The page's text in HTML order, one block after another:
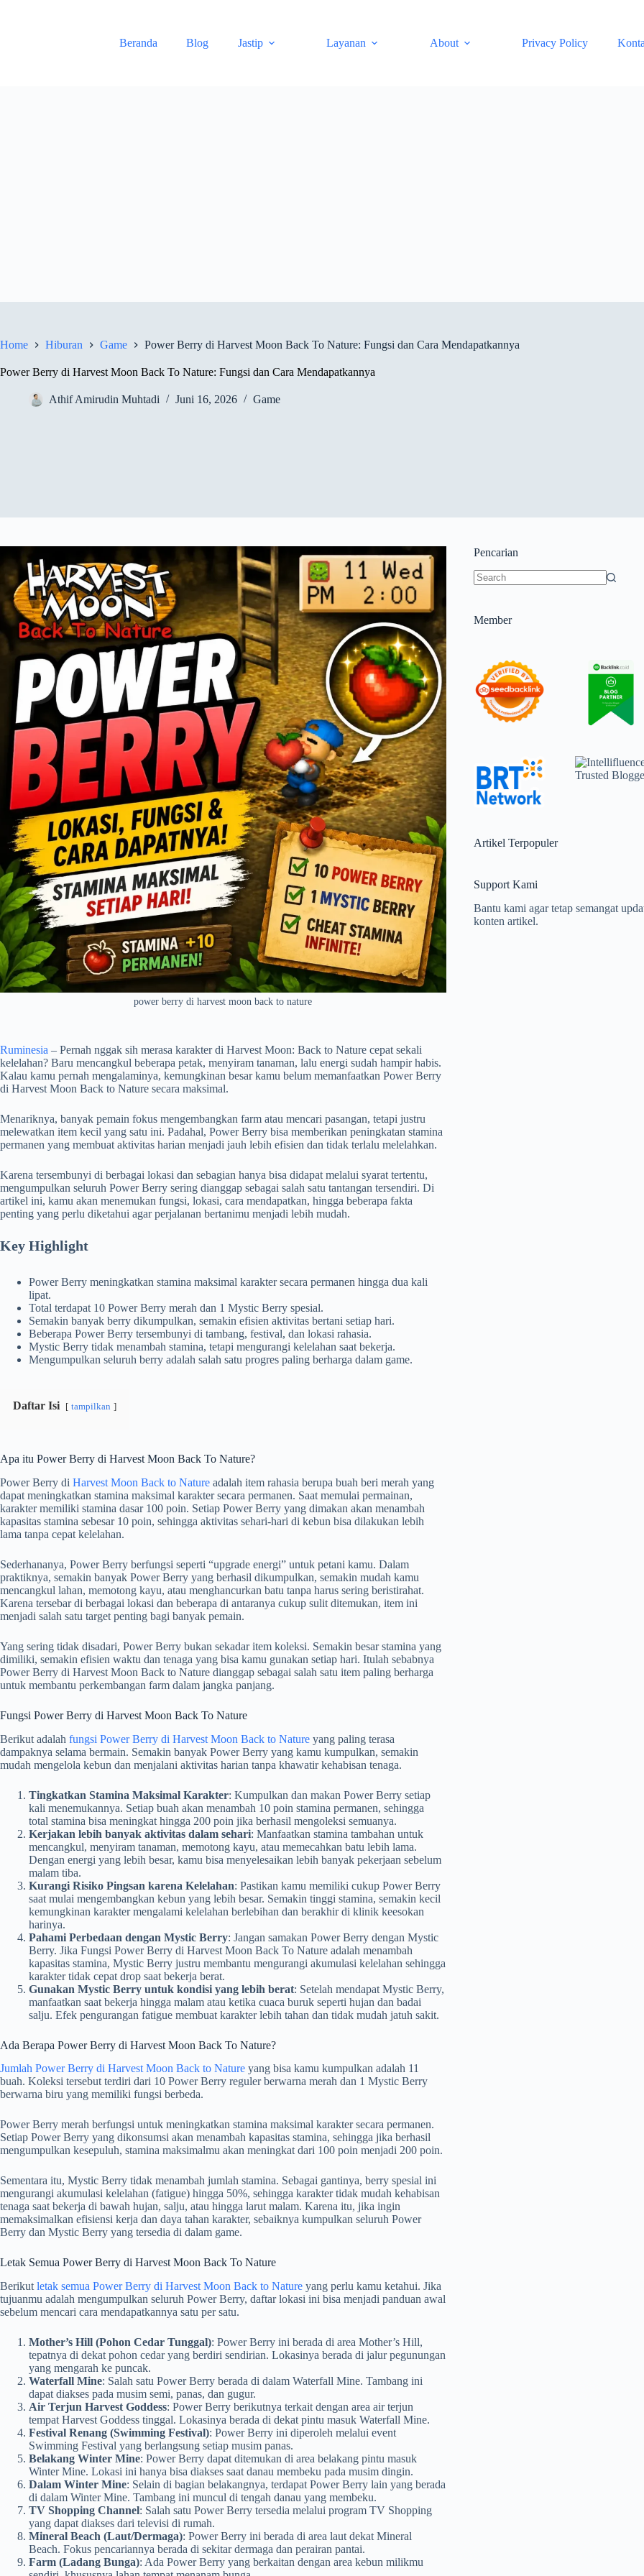
Beranda
Blog Jastip Layanan About Privacy Policy
Home Hiburan Game Power Berry di Harvest Moon Back To Nature: Fungsi dan Cara Mendapatkannya
Power Berry di Harvest Moon Back To Nature: Fungsi dan Cara Mendapatkannya
Athif Amirudin Muhtadi Juni 16, 2026 Game
power berry di harvest moon back to nature
Ruminesia – Pernah nggak sih merasa karakter di Harvest Moon: Back to Nature cepat sekali
kelelahan? Baru mencangkul beberapa petak, menyiram tanaman, lalu energi sudah hampir habis.
Kalau kamu pernah mengalaminya, kemungkinan besar kamu belum memanfaatkan Power Berry
di Harvest Moon Back to Nature secara maksimal.
Menariknya, banyak pemain fokus mengembangkan farm atau mencari pasangan, tetapi justru
melewatkan item kecil yang satu ini. Padahal, Power Berry bisa memberikan peningkatan stamina
permanen yang membuat aktivitas harian menjadi jauh lebih efisien dan tidak terlalu melelahkan.
Karena tersembunyi di berbagai lokasi dan sebagian hanya bisa didapat melalui syarat tertentu,
mengumpulkan seluruh Power Berry sering dianggap sebagai salah satu tantangan tersendiri. Di
artikel ini, kamu akan menemukan fungsi, lokasi, cara mendapatkan, hingga beberapa fakta
penting yang perlu diketahui agar perjalanan bertanimu menjadi lebih mudah.
Key Highlight
Power Berry meningkatkan stamina maksimal karakter secara permanen hingga dua kali
lipat.
Total terdapat 10 Power Berry merah dan 1 Mystic Berry spesial.
Semakin banyak berry dikumpulkan, semakin efisien aktivitas bertani setiap hari.
Beberapa Power Berry tersembunyi di tambang, festival, dan lokasi rahasia.
Mystic Berry tidak menambah stamina, tetapi mengurangi kelelahan saat bekerja.
Mengumpulkan seluruh berry adalah salah satu progres paling berharga dalam game.
Daftar Isi tampilkan
Apa itu Power Berry di Harvest Moon Back To Nature?
Power Berry di Harvest Moon Back to Nature adalah item rahasia berupa buah beri merah yang
dapat meningkatkan stamina maksimal karakter secara permanen. Saat memulai permainan,
karakter memiliki stamina dasar 100 poin. Setiap Power Berry yang dimakan akan menambah
kapasitas stamina sebesar 10 poin, sehingga aktivitas sehari-hari di kebun bisa dilakukan lebih
lama tanpa cepat kelelahan.
Sederhananya, Power Berry berfungsi seperti “upgrade energi” untuk petani kamu. Dalam
praktiknya, semakin banyak Power Berry yang berhasil dikumpulkan, semakin mudah kamu
mencangkul lahan, memotong kayu, atau menghancurkan batu tanpa harus sering beristirahat.
Karena tersebar di berbagai lokasi dan beberapa di antaranya cukup sulit ditemukan, item ini
menjadi salah satu target penting bagi banyak pemain.
Yang sering tidak disadari, Power Berry bukan sekadar item koleksi. Semakin besar stamina yang
dimiliki, semakin efisien waktu dan tenaga yang bisa kamu gunakan setiap hari. Itulah sebabnya
Power Berry di Harvest Moon Back to Nature dianggap sebagai salah satu item paling berharga
untuk membantu perkembangan farm dalam jangka panjang.
Fungsi Power Berry di Harvest Moon Back To Nature
Berikut adalah fungsi Power Berry di Harvest Moon Back to Nature yang paling terasa
dampaknya selama bermain. Semakin banyak Power Berry yang kamu kumpulkan, semakin
mudah mengelola kebun dan menjalani aktivitas harian tanpa khawatir kehabisan tenaga.
Tingkatkan Stamina Maksimal Karakter: Kumpulkan dan makan Power Berry setiap
kali menemukannya. Setiap buah akan menambah 10 poin stamina permanen, sehingga
total stamina bisa meningkat hingga 200 poin jika berhasil mengoleksi semuanya.
Kerjakan lebih banyak aktivitas dalam sehari: Manfaatkan stamina tambahan untuk
mencangkul, menyiram tanaman, memotong kayu, atau memecahkan batu lebih lama.
Dengan energi yang lebih besar, kamu bisa menyelesaikan lebih banyak pekerjaan sebelum
malam tiba.
Kurangi Risiko Pingsan karena Kelelahan: Pastikan kamu memiliki cukup Power Berry
saat mulai mengembangkan kebun yang lebih besar. Semakin tinggi stamina, semakin kecil
kemungkinan karakter mengalami kelelahan berlebihan dan berakhir di klinik keesokan
harinya.
Pahami Perbedaan dengan Mystic Berry: Jangan samakan Power Berry dengan Mystic
Berry. Jika Fungsi Power Berry di Harvest Moon Back To Nature adalah menambah
kapasitas stamina, Mystic Berry justru membantu mengurangi akumulasi kelelahan sehingga
karakter tidak cepat drop saat bekerja berat.
Gunakan Mystic Berry untuk kondisi yang lebih berat: Setelah mendapat Mystic Berry,
manfaatkan saat bekerja hingga malam atau ketika cuaca buruk seperti hujan dan badai
salju. Efek pengurangan fatigue membuat karakter lebih tahan dan tidak mudah jatuh sakit.
Ada Berapa Power Berry di Harvest Moon Back To Nature?
Jumlah Power Berry di Harvest Moon Back to Nature yang bisa kamu kumpulkan adalah 11
buah. Koleksi tersebut terdiri dari 10 Power Berry reguler berwarna merah dan 1 Mystic Berry
berwarna biru yang memiliki fungsi berbeda.
Power Berry merah berfungsi untuk meningkatkan stamina maksimal karakter secara permanen.
Setiap Power Berry yang dikonsumsi akan menambah kapasitas stamina, sehingga jika berhasil
mengumpulkan kesepuluh, stamina maksimalmu akan meningkat dari 100 poin menjadi 200 poin.
Sementara itu, Mystic Berry tidak menambah jumlah stamina. Sebagai gantinya, berry spesial ini
mengurangi akumulasi kelelahan (fatigue) hingga 50%, sehingga karakter tidak mudah kehabisan
tenaga saat bekerja di bawah hujan, salju, atau hingga larut malam. Karena itu, jika ingin
memaksimalkan efisiensi kerja dan daya tahan karakter, sebaiknya kumpulkan seluruh Power
Berry dan Mystic Berry yang tersedia di dalam game.
Letak Semua Power Berry di Harvest Moon Back To Nature
Berikut letak semua Power Berry di Harvest Moon Back to Nature yang perlu kamu ketahui. Jika
tujuanmu adalah mengumpulkan seluruh Power Berry, daftar lokasi ini bisa menjadi panduan awal
sebelum mencari cara mendapatkannya satu per satu.
Mother’s Hill (Pohon Cedar Tunggal): Power Berry ini berada di area Mother’s Hill,
tepatnya di dekat pohon cedar yang berdiri sendirian. Lokasinya berada di jalur pegunungan
yang mengarah ke puncak.
Waterfall Mine: Salah satu Power Berry berada di dalam Waterfall Mine. Tambang ini
dapat diakses pada musim semi, panas, dan gugur.
Air Terjun Harvest Goddess: Power Berry berikutnya terkait dengan area air terjun
tempat Harvest Goddess tinggal. Lokasinya berada di dekat pintu masuk Waterfall Mine.
Festival Renang (Swimming Festival): Power Berry ini diperoleh melalui event
Swimming Festival yang berlangsung setiap musim panas.
Belakang Winter Mine: Power Berry dapat ditemukan di area belakang pintu masuk
Winter Mine. Lokasi ini hanya bisa diakses saat danau membeku pada musim dingin.
Dalam Winter Mine: Selain di bagian belakangnya, terdapat Power Berry lain yang berada
di dalam Winter Mine. Tambang ini muncul di tengah danau yang membeku.
TV Shopping Channel: Salah satu Power Berry tersedia melalui program TV Shopping
yang dapat diakses dari televisi di rumah.
Mineral Beach (Laut/Dermaga): Power Berry ini berada di area laut dekat Mineral
Beach. Fokus pencariannya berada di sekitar dermaga dan perairan pantai.
Farm (Ladang Bunga): Ada Power Berry yang berkaitan dengan area kebun milikmu
Pencarian
Member
Artikel Terpopuler
Support Kami
Bantu kami agar tetap semangat
konten artikel.